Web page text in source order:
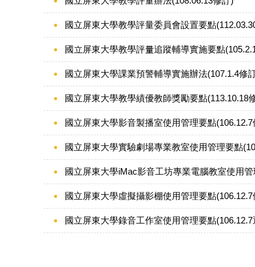
國立屏東大學教學評量委員會設置要點
國立屏東大學教學評量追蹤輔導實施要點
國立屏東大學課業預警輔導實施辦法(107.1.4修
國立屏東大學教學績優教師獎勵要點(113.10.18
國立屏東大學影音製播室使用管理要點(106.12.7
國立屏東大學實驗劇場專業教室使用管理要點
國立屏東大學iMac影音工坊專業電腦教室使用
國立屏東大學虛擬攝影棚使用管理要點(106.12.7
國立屏東大學錄音工作室使用管理要點(106.12.7